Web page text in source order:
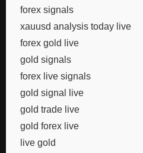
forex signals
xauusd analysis today live
forex gold live
gold signals
forex live signals
gold signal live
gold trade live
gold forex live
live gold